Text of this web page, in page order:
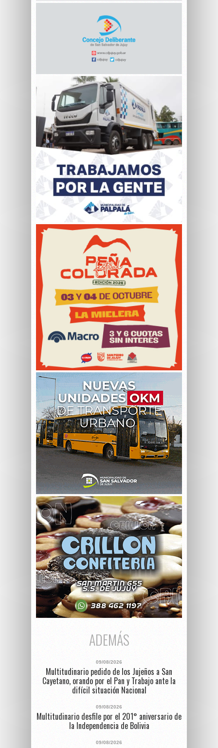
ADEMÁS
09/08/2026
Multitudinario pedido de los Jujeños a San
Cayetano, orando por el Pan y Trabajo ante la
difícil situación Nacional
09/08/2026
Multitudinario desfile por el 201° aniversario de
la Independencia de Bolivia
09/08/2026